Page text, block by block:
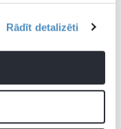
Rādīt detalizēti
skolas absolventam